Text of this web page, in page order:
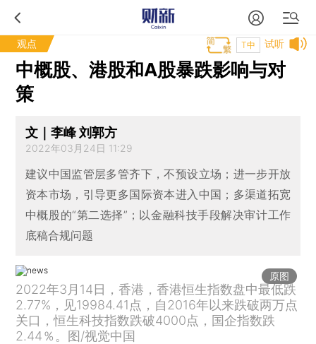
观点 试听
T中
中概股、港股和A股暴跌影响与对
策
文｜李峰 刘郭方
2022年03月24日 11:29
建议中国监管层多管齐下，不预设立场；进一步开放
资本市场，引导更多国际资本进入中国；多渠道拓宽
中概股的“第二选择”；以金融科技手段解决审计工作
底稿合规问题
原图
2022年3月14日，香港，香港恒生指数盘中最低跌
2.77%，见19984.41点，自2016年以来跌破两万点
关口，恒生科技指数跌破4000点，国企指数跌
2.44％。图/视觉中国